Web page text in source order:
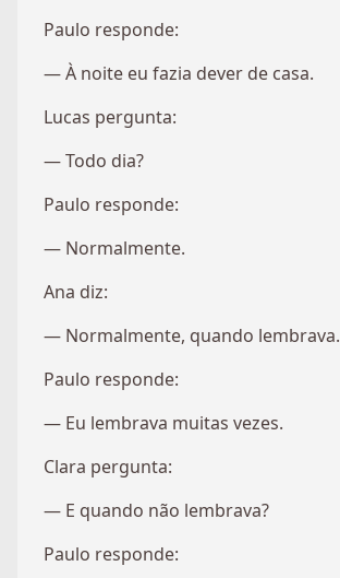
Paulo responde:
— À noite eu fazia dever de casa.
Lucas pergunta:
— Todo dia?
Paulo responde:
— Normalmente.
Ana diz:
— Normalmente, quando lembrava.
Paulo responde:
— Eu lembrava muitas vezes.
Clara pergunta:
— E quando não lembrava?
Paulo responde: